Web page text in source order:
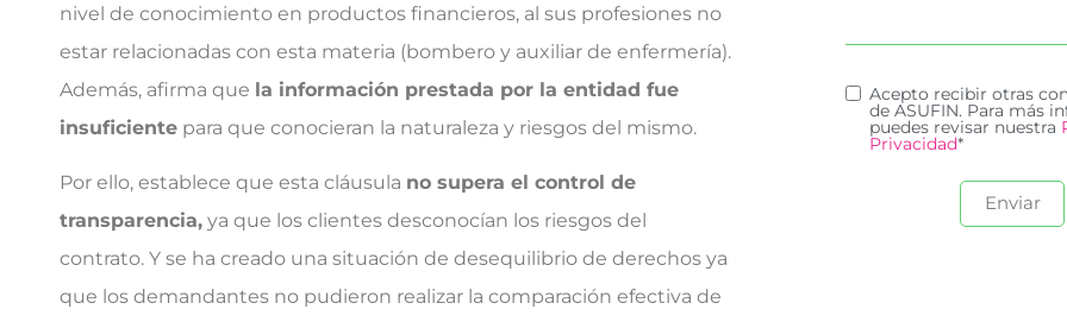
nivel de conocimiento en productos financieros, al sus profesiones no
estar relacionadas con esta materia (bombero y auxiliar de enfermería).
Además, afirma que la información prestada por la entidad fue
insuficiente para que conocieran la naturaleza y riesgos del mismo.
Por ello, establece que esta cláusula no supera el control de
transparencia, ya que los clientes desconocían los riesgos del
contrato. Y se ha creado una situación de desequilibrio de derechos ya
que los demandantes no pudieron realizar la comparación efectiva de
Acepto recibir otras
de ASUFIN. Para más
puedes revisar nuestra
Privacidad*